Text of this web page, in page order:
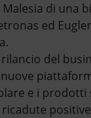
di una
ed
del
e i prodotti